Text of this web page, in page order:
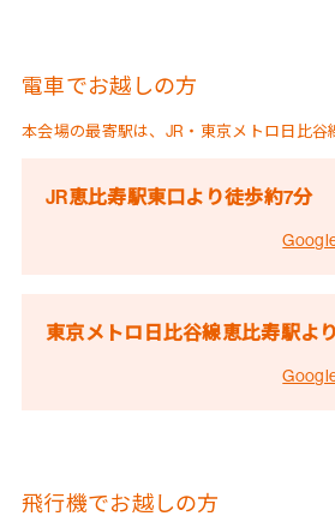
電車でお越しの方
本会場の最寄駅は、JR・東京メトロ日比谷線
JR恵比寿駅東口より徒歩約7分
東京メトロ日比谷線恵比寿駅よ
飛行機でお越しの方